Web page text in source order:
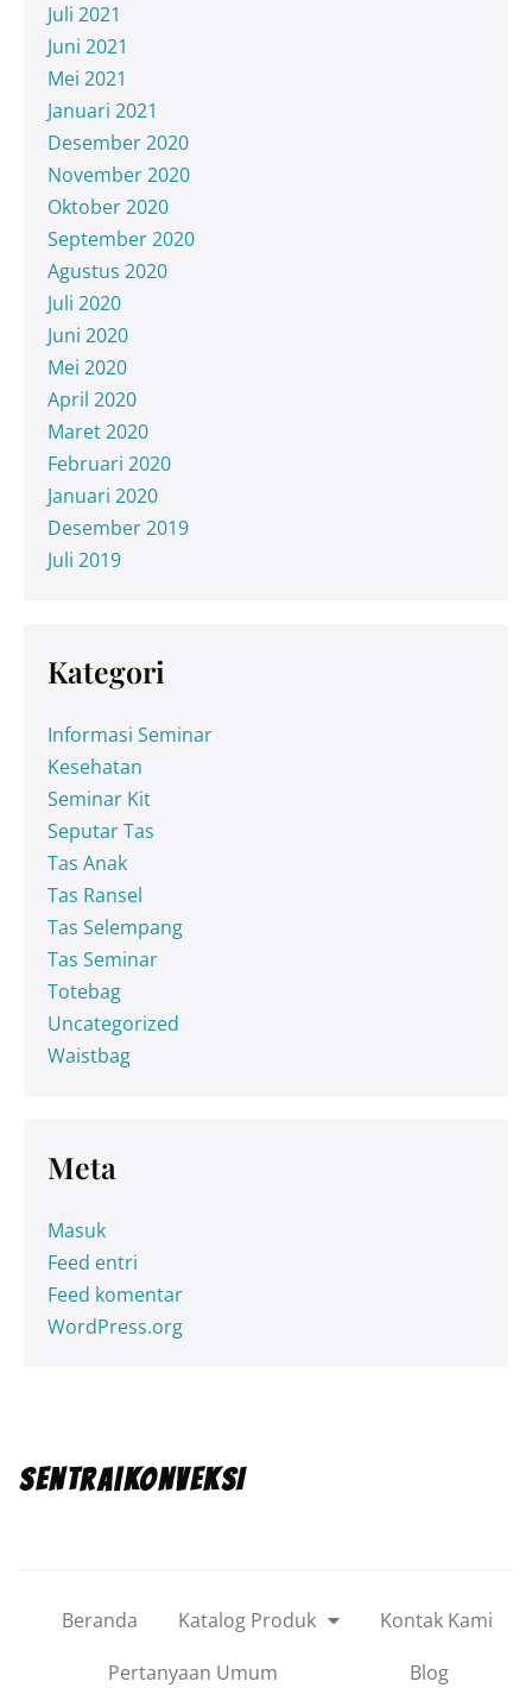
Juli 2021
Juni 2021
Mei 2021
Januari 2021
Desember 2020
November 2020
Oktober 2020
September 2020
Agustus 2020
Juli 2020
Juni 2020
Mei 2020
April 2020
Maret 2020
Februari 2020
Januari 2020
Desember 2019
Juli 2019
Kategori
Informasi Seminar
Kesehatan
Seminar Kit
Seputar Tas
Tas Anak
Tas Ransel
Tas Selempang
Tas Seminar
Totebag
Uncategorized
Waistbag
Meta
Masuk
Feed entri
Feed komentar
WordPress.org
SENTRA|KONVEKSI
Beranda Katalog Produk
Kontak Kami
Pertanyaan Umum
Blog